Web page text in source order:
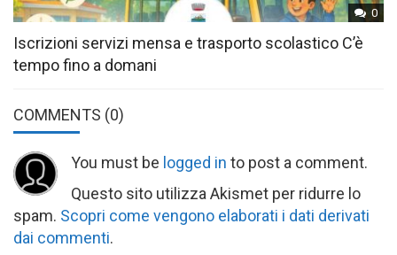
0
Iscrizioni servizi mensa e trasporto scolastico C’è
tempo fino a domani
COMMENTS (0)
You must be logged in to post a comment.
Questo sito utilizza Akismet per ridurre lo
spam. Scopri come vengono elaborati i dati derivati
dai commenti.